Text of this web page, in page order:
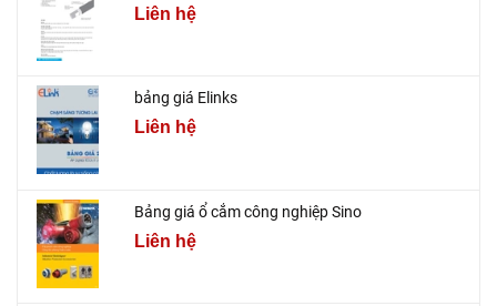
Liên hệ
bảng giá Elinks
Liên hệ
Bảng giá ổ cắm công nghiệp Sino
Liên hệ